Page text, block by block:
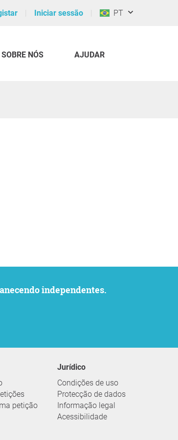
Iniciar sessão PT
SOBRE NÓS AJUDAR
independentes.
petição
Jurídico
Condições de uso
Protecção de dados
Informação legal
Acessibilidade